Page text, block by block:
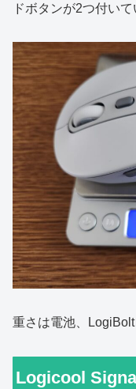
ドボタンが2つ付いて
重さは電池、
Logicool